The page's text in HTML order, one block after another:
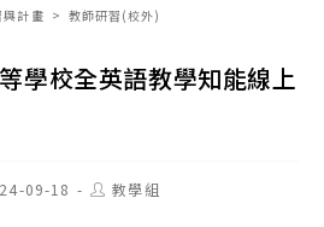
與計畫 > 教師研習(校外)
學校全英語教學知能線上
09-18
Post教學組